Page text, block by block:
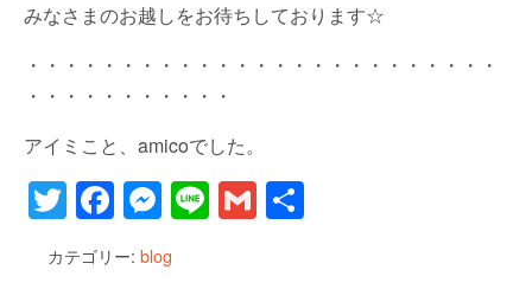
みなさまのお越しをお待ちしております☆
・・・・・・・・・・・・・・・・・・・・・・・・・
・・・・・・・・・・・
アイミこと、amicoでした。
T
wi
tt
F
a
c
M
e
ss
Li
n
G
m
カテゴリー: blog